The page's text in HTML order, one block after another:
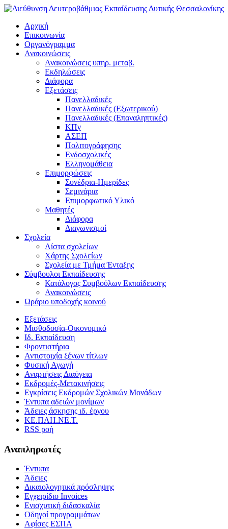
Αρχική
Επικοινωνία
Οργανόγραμμα
Ανακοινώσεις
Ανακοινώσεις υπηρ. μεταβ.
Εκδηλώσεις
Διάφορα
Εξετάσεις
Πανελλαδικές
Πανελλαδικές (Εξωτερικού)
Πανελλαδικές (Επαναληπτικές)
ΚΠγ
ΑΣΕΠ
Πολιτογράφησης
Ενδοσχολικές
Ελληνομάθεια
Επιμορφώσεις
Συνέδρια-Ημερίδες
Σεμινάρια
Επιμορφωτικό Υλικό
Μαθητές
Διάφορα
Διαγωνισμοί
Σχολεία
Λίστα σχολείων
Χάρτης Σχολείων
Σχολεία με Τμήμα Ένταξης
Σύμβουλοι Εκπαίδευσης
Κατάλογος Συμβούλων Εκπαίδευσης
Ανακοινώσεις
Ωράριο υποδοχής κοινού
Εξετάσεις
Μισθοδοσία-Οικονομικό
Ιδ. Εκπαίδευση
Φροντιστήρια
Αντιστοιχία ξένων τίτλων
Φυσική Αγωγή
Αναρτήσεις Διαύγεια
Εκδρομές-Μετακινήσεις
Εγκρίσεις Εκδρομών Σχολικών Μονάδων
Έντυπα αδειών μονίμων
Άδειες άσκησης ιδ. έργου
ΚΕ.ΠΛΗ.ΝΕ.Τ.
RSS ροή
Αναπληρωτές
Έντυπα
Άδειες
Δικαιολογητικά πρόσληψης
Εγχειρίδιο Invoices
Ενισχυτική διδασκαλία
Οδηγοί προγραμμάτων
Αφίσες ΕΣΠΑ